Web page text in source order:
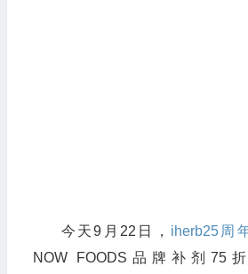
今天9月22日， iherb25周
NOW FOODS品牌补剂75